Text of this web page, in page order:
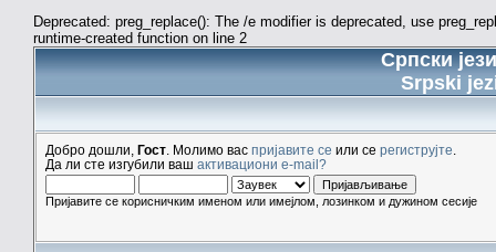
Deprecated: preg_replace(): The /e modifier is deprecated, use
runtime-created function on line 2
Српски
Srpski
Добро дошли, Гост . Молимо вас пријавите се или се региструјте
Да ли сте изгубили ваш активациони e-mail?
Пријавите се корисничким именом или имејлом, лозинком и дужином сесије